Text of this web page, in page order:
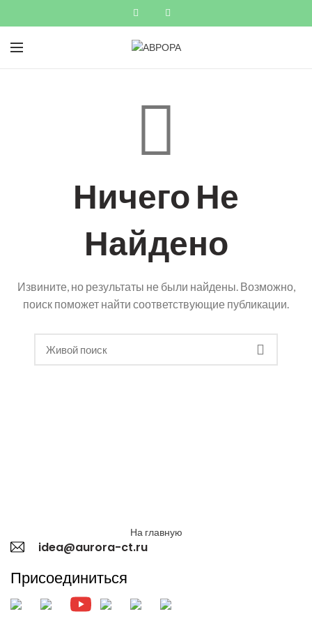
Ничего Не
Найдено
Извините, но результаты не были найдены. Возможно,
поиск поможет найти соответствующие публикации.
На главную
idea@aurora-ct.ru
Присоединиться